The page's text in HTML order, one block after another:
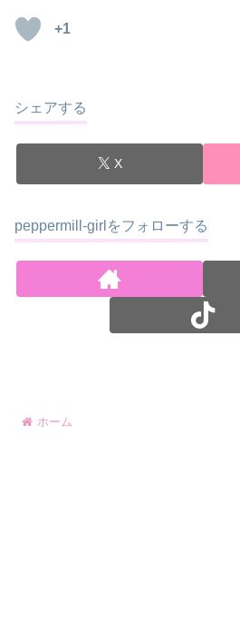
+1
シェアする
X
peppermill-girlをフォローする
ホーム